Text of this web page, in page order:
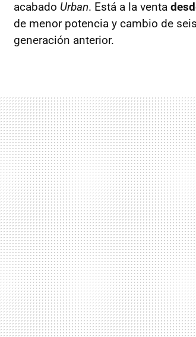
acabado Urban. Está a la venta
de menor potencia y cambio de
generación anterior.